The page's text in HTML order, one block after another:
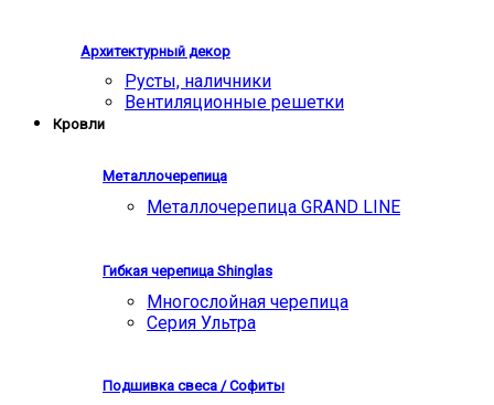
Архитектурный декор
Русты, наличники
Вентиляционные решетки
Кровли
Металлочерепица
Металлочерепица GRAND LINE
Гибкая черепица Shinglas
Многослойная черепица
Серия Ультра
Подшивка свеса / Софиты